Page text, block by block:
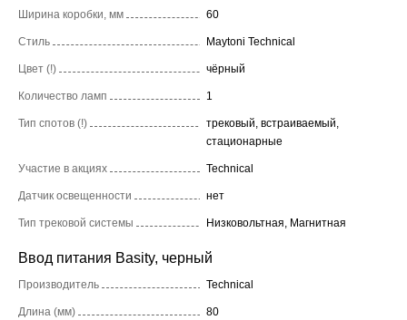
Ширина коробки, мм 60
Стиль Maytoni Technical
Цвет (!) чёрный
Количество ламп 1
Тип спотов (!)
трековый, встраиваемый,
стационарные
Участие в акциях Technical
Датчик освещенности нет
Тип трековой системы Низковольтная, Магнитная
Ввод питания Basity, черный
Производитель Technical
Длина (мм) 80